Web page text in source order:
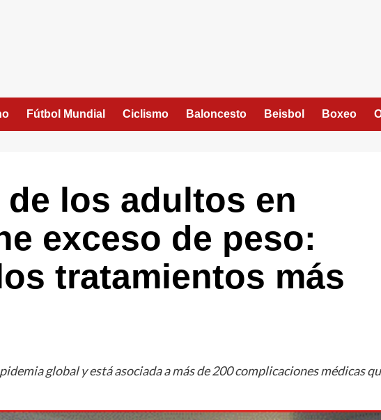
Fútbol Mundial Ciclismo Baloncesto Beisbol Boxeo
de los adultos en
exceso de peso:
tratamientos más
global y está asociada a más de 200 complicaciones médicas